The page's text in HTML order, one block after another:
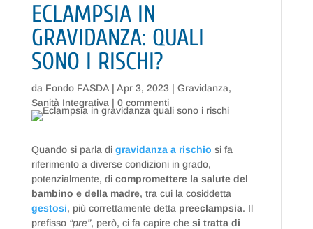
ECLAMPSIA IN
GRAVIDANZA: QUALI
SONO I RISCHI?
da Fondo FASDA| Apr 3, 2023 | Gravidanza,
Sanità Integrativa | 0 commenti
Quando si parla di gravidanza a rischio si fa
riferimento a diverse condizioni in grado,
potenzialmente, di compromettere la salute del
bambino e della madre, tra cui la cosiddetta
gestosi, più correttamente detta preeclampsia. Il
prefisso“pre”, però, ci fa capire che si tratta di